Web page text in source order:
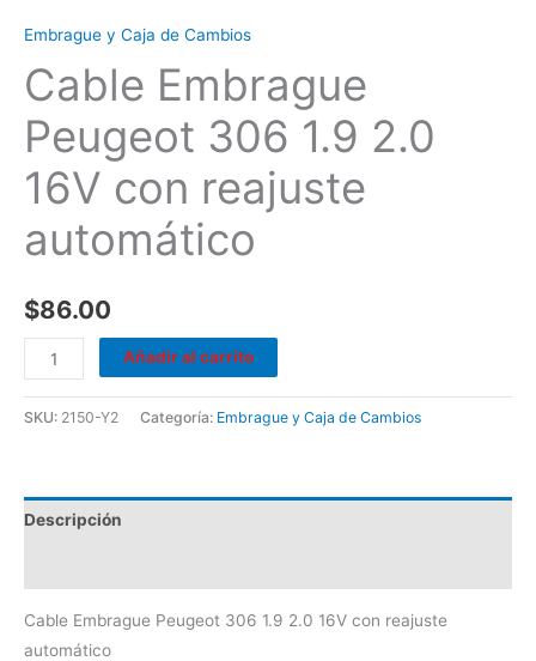
Embrague y Caja de Cambios
Cable Embrague
Peugeot 306 1.9 2.0
16V con reajuste
automático
$86.00
Añadir al carrito
SKU: 2150-Y2 Categoría: Embrague y Caja de Cambios
Descripción
Cable Embrague Peugeot 306 1.9 2.0 16V con reajuste
automático